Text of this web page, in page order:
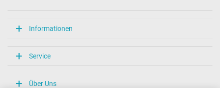
Informationen
Service
Über Uns